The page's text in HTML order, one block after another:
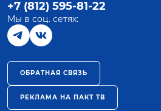
+7 (812) 595-81-22
Мы в соц. сетях:
ОБРАТНАЯ СВЯЗЬ
РЕКЛАМА НА ПАКТ ТВ